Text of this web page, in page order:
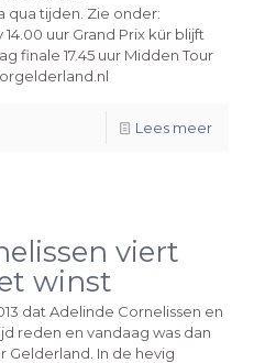
tijden. Zie onder:
uur Grand Prix kür blijft
finale 17.45 uur Midden Tour
Lees meer
viert
winst
dat Adelinde Cornelissen en
reden en vandaag was dan
In de hevig